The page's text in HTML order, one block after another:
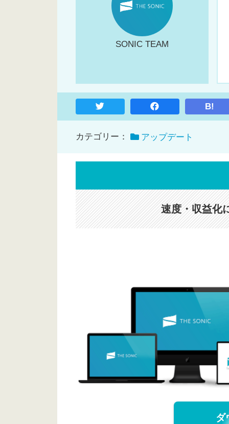
SONIC TEAM
B!
カテゴリー： アップデート
速度・収益化
ダ